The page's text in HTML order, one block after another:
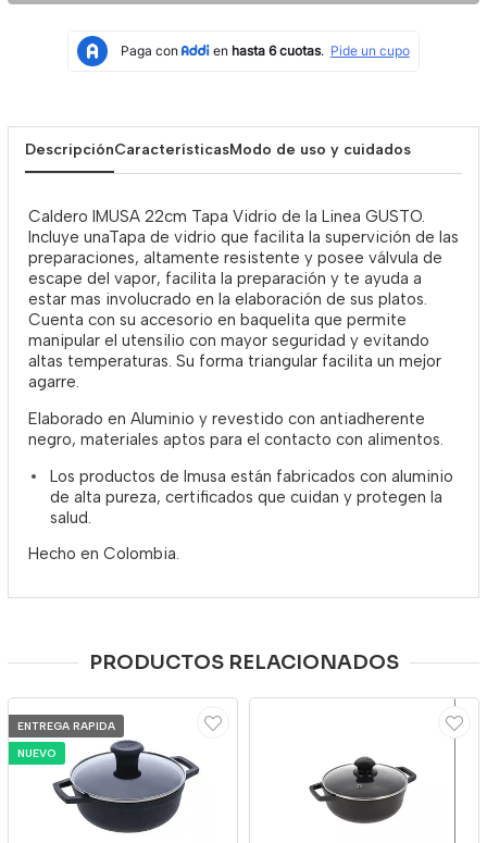
DescripciónCaracterísticasModo de uso y cuidados
Caldero IMUSA 22cm Tapa Vidrio de la Linea GUSTO.
Incluye unaTapa de vidrio que facilita la supervición de las
preparaciones, altamente resistente y posee válvula de
escape del vapor, facilita la preparación y te ayuda a
estar mas involucrado en la elaboración de sus platos.
Cuenta con su accesorio en baquelita que permite
manipular el utensilio con mayor seguridad y evitando
altas temperaturas. Su forma triangular facilita un mejor
agarre.
Elaborado en Aluminio y revestido con antiadherente
negro, materiales aptos para el contacto con alimentos.
Los productos de Imusa están fabricados con aluminio
de alta pureza, certificados que cuidan y protegen la
salud.
Hecho en Colombia.
PRODUCTOS RELACIONADOS
ENTREGA RAPIDA
NUEVO